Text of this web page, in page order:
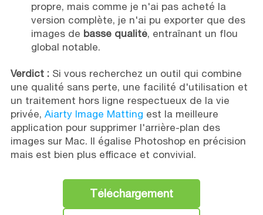
propre, mais comme je n'ai pas acheté la
version complète, je n'ai pu exporter que des
images de basse qualité, entraînant un flou
global notable.
Verdict :Si vous recherchez un outil qui combine
une qualité sans perte, une facilité d'utilisation et
un traitement hors ligne respectueux de la vie
privée, Aiarty Image Matting est la meilleure
application pour supprimer l'arrière-plan des
images sur Mac. Il égalise Photoshop en précision
mais est bien plus efficace et convivial.
Téléchargement